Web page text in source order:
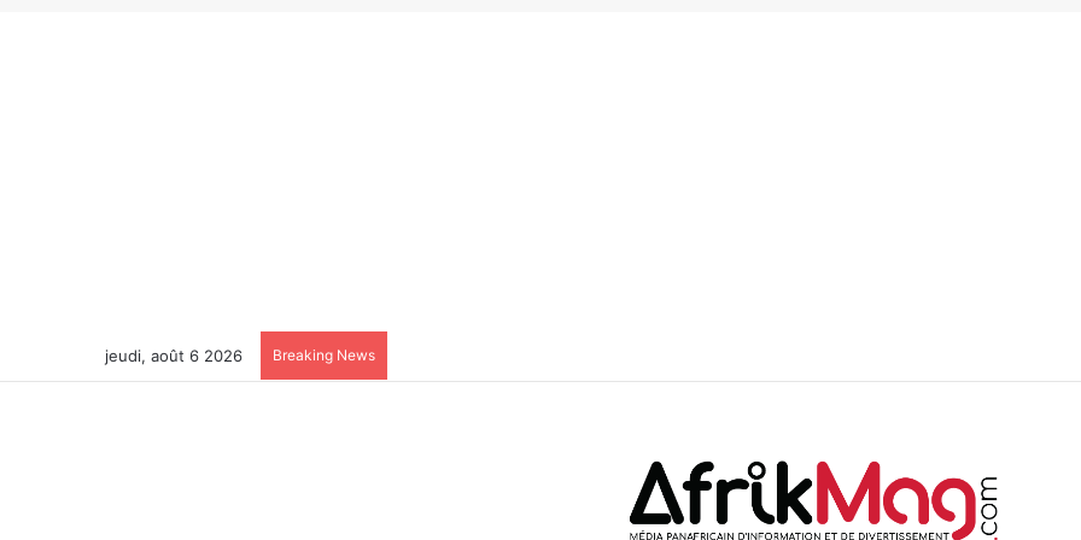
jeudi, août 6 2026 Breaking News